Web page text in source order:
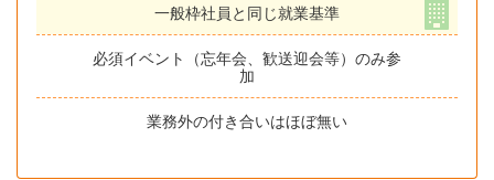
一般枠社員と同じ就業基準
必須イベント（忘年会、歓送迎会等）のみ参
加
業務外の付き合いはほぼ無い